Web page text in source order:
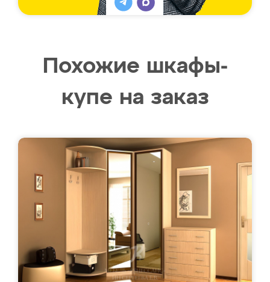
Похожие шкафы-
купе на заказ